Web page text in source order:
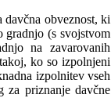
davčna obveznost, ki
gradnjo (s svojstvom
na zavarovanih
ko so izpolnjeni
izpolnitev vseh
za priznanje davčne